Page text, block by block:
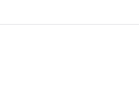
на страницах татарской